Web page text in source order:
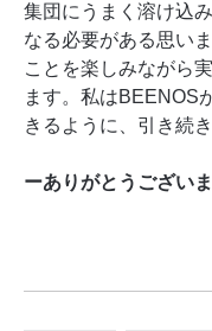
集団にうまく溶け込
なる必要がある思い
ことを楽しみながら
ます。私はBEENOS
きるように、引き続
ーありがとうございま